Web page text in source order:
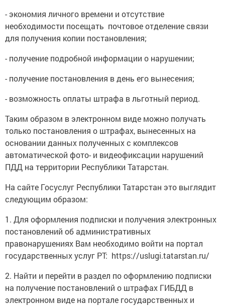
- экономия личного времени и отсутствие
необходимости посещать почтовое отделение связи
для получения копии постановления;
- получение подробной информации о нарушении;
- получение постановления в день его вынесения;
- возможность оплаты штрафа в льготный период.
Таким образом в электронном виде можно получать
только постановления о штрафах, вынесенных на
основании данных полученных с комплексов
автоматической фото- и видеофиксации нарушений
ПДД на территории Республики Татарстан.
На сайте Госуслуг Республики Татарстан это выглядит
следующим образом:
1. Для оформления подписки и получения электронных
постановлений об административных
правонарушениях Вам необходимо войти на портал
государственных услуг РТ: https://uslugi.tatarstan.ru/
2. Найти и перейти в раздел по оформлению подписки
на получение постановлений о штрафах ГИБДД в
электронном виде на портале государственных и